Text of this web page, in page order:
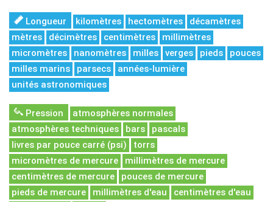
Longueur kilomètres hectomètres
décamètres
mètres
décimètres centimètres
millimètres
micromètres
nanomètres milles verges pieds
pouces
milles marins
parsecs
années-lumière
unités astronomiques
Pression
atmosphères normales
atmosphères techniques
bars
pascals
livres par pouce carré (psi)
torrs
micromètres de mercure
millimètres de mercure
centimètres de mercure
pouces de mercure
pieds de mercure
millimètres d'eau
centimètres d'eau